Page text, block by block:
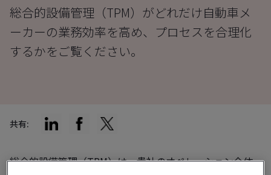
総合的設備管理（TPM）がどれだけ自動車メ
ーカーの業務効率を高め、プロセスを合理化
するかをご覧ください。
総合的設備管理（TPM）は、貴社のオペレーション全体
共有: